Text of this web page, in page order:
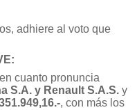
adhiere al voto que
cuanto pronuncia
S.A. y Renault S.A.S. y
, con más los